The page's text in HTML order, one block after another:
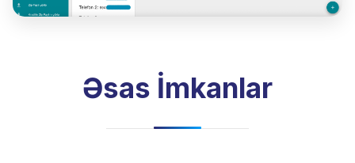
Əsas İmkanlar